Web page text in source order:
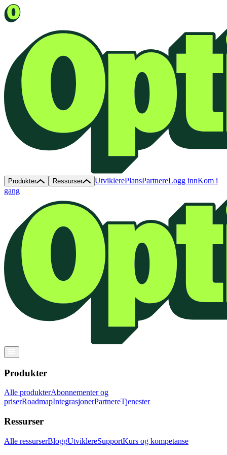
Produkter Ressurser UtviklerePlansPartnereLogg innKom i
gang
Produkter
Alle produkterAbonnementer og
priserRoadmapIntegrasjonerPartnereTjenester
Ressurser
Alle ressurserBloggUtviklereSupportKurs og kompetanse